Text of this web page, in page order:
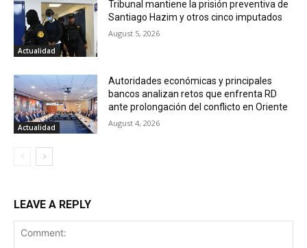
Actualidad
Tribunal mantiene la prisión preventiva de
Santiago Hazim y otros cinco imputados
August 5, 2026
Actualidad
Autoridades económicas y principales
bancos analizan retos que enfrenta RD
ante prolongación del conflicto en Oriente
August 4, 2026
LEAVE A REPLY